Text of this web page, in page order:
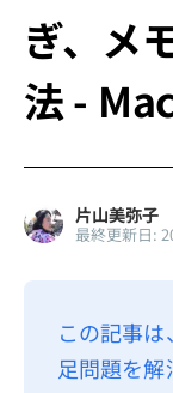
Dr.Buhoに
サポート
利用規約
返金につ
ぎ、メ
法 -
片山美弥子
最終更新日:
この記事
足問題を解